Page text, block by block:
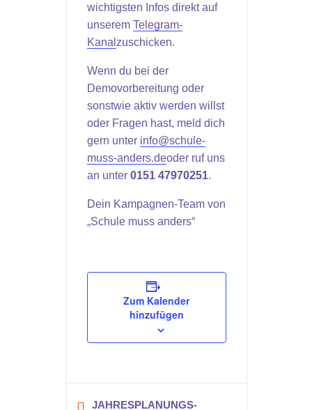
wichtigsten Infos direkt auf
unserem Telegram-
Kanal zuschicken.
Wenn du bei der
Demovorbereitung oder
sonstwie aktiv werden willst
oder Fragen hast, meld dich
gern unter info@schule-
muss-anders.deoder ruf uns
an unter 0151 47970251.
Dein Kampagnen-Team von
„Schule muss anders“
Zum Kalender
hinzufügen
JAHRESPLANUNGS-